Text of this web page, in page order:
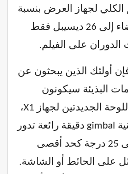
الكلي لجهاز العرض بنسبة
30%، ويقلل الضوضاء إلى 26 ديسيبل فقط
على الفيلم.
فإن أولئك الذين يبحثون عن
البذيئة سيكونون
مهتمين بالعدسة واللوحة الجديدتين لجهاز X1،
واللتين تتميزان بتقنية gimbal دقيقة رائعة تدور
ويمكن أن تميل حتى 25 درجة كحد أقصى
على الحائط أو الشاشة.